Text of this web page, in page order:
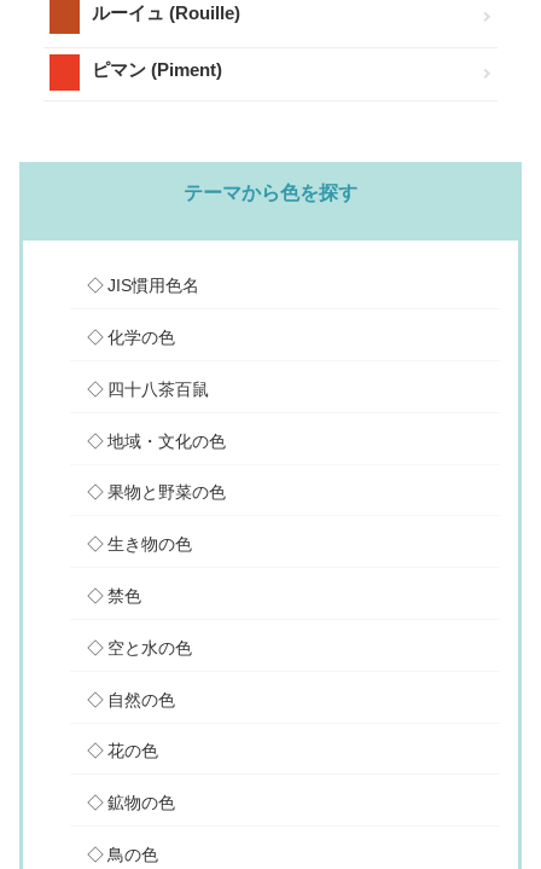
ルーイュ (Rouille)
ピマン (Piment)
テーマから色を探す
JIS慣用色名
化学の色
四十八茶百鼠
地域・文化の色
果物と野菜の色
生き物の色
禁色
空と水の色
自然の色
花の色
鉱物の色
鳥の色